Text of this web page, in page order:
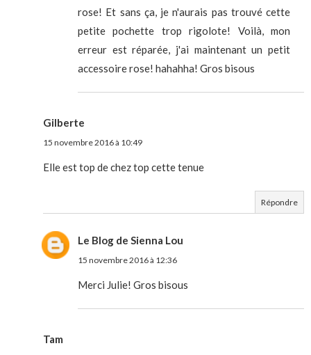
rose! Et sans ça, je n'aurais pas trouvé cette
petite pochette trop rigolote! Voilà, mon
erreur est réparée, j'ai maintenant un petit
accessoire rose! hahahha! Gros bisous
Gilberte
15 novembre 2016 à 10:49
Elle est top de chez top cette tenue
Répondre
Le Blog de Sienna Lou
15 novembre 2016 à 12:36
Merci Julie! Gros bisous
Tam